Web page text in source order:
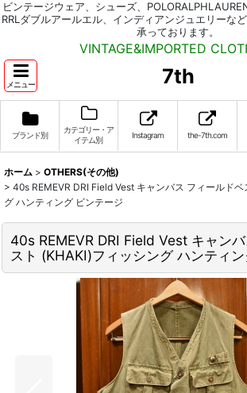
ビンテージウェア、シューズ、
RRLダブルアールエル、インディアンジュエリーな
承っております。
VINTAGE&IMPORTED
メニュー 7th
ブランド別
カテゴリー・ア
イテム別
Instagram the-7th.com
ホーム > OTHERS(その他)
> 40s REMEVR DRI Field Vest キャンバス フィールド
グ ハンティング ビンテージ
40s REMEVR DRI Field Vest キャン
スト (KHAKI)フィッシング ハンティ